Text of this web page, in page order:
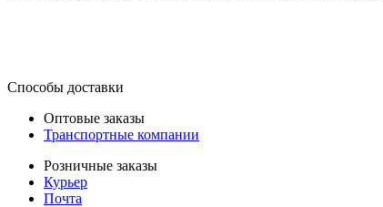
Способы доставки
Оптовые заказы
Транспортные компании
Розничные заказы
Курьер
Почта